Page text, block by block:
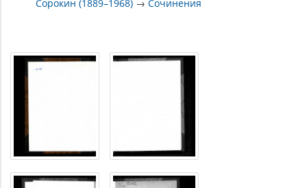
Сорокин (1889–1968) →Сочинения